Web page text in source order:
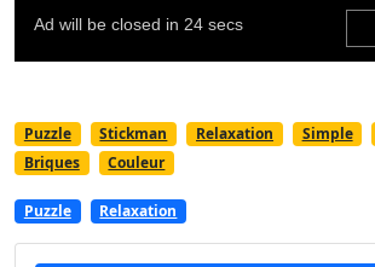
Puzzle Stickman Relaxation Simple
Briques
Couleur
Puzzle Relaxation